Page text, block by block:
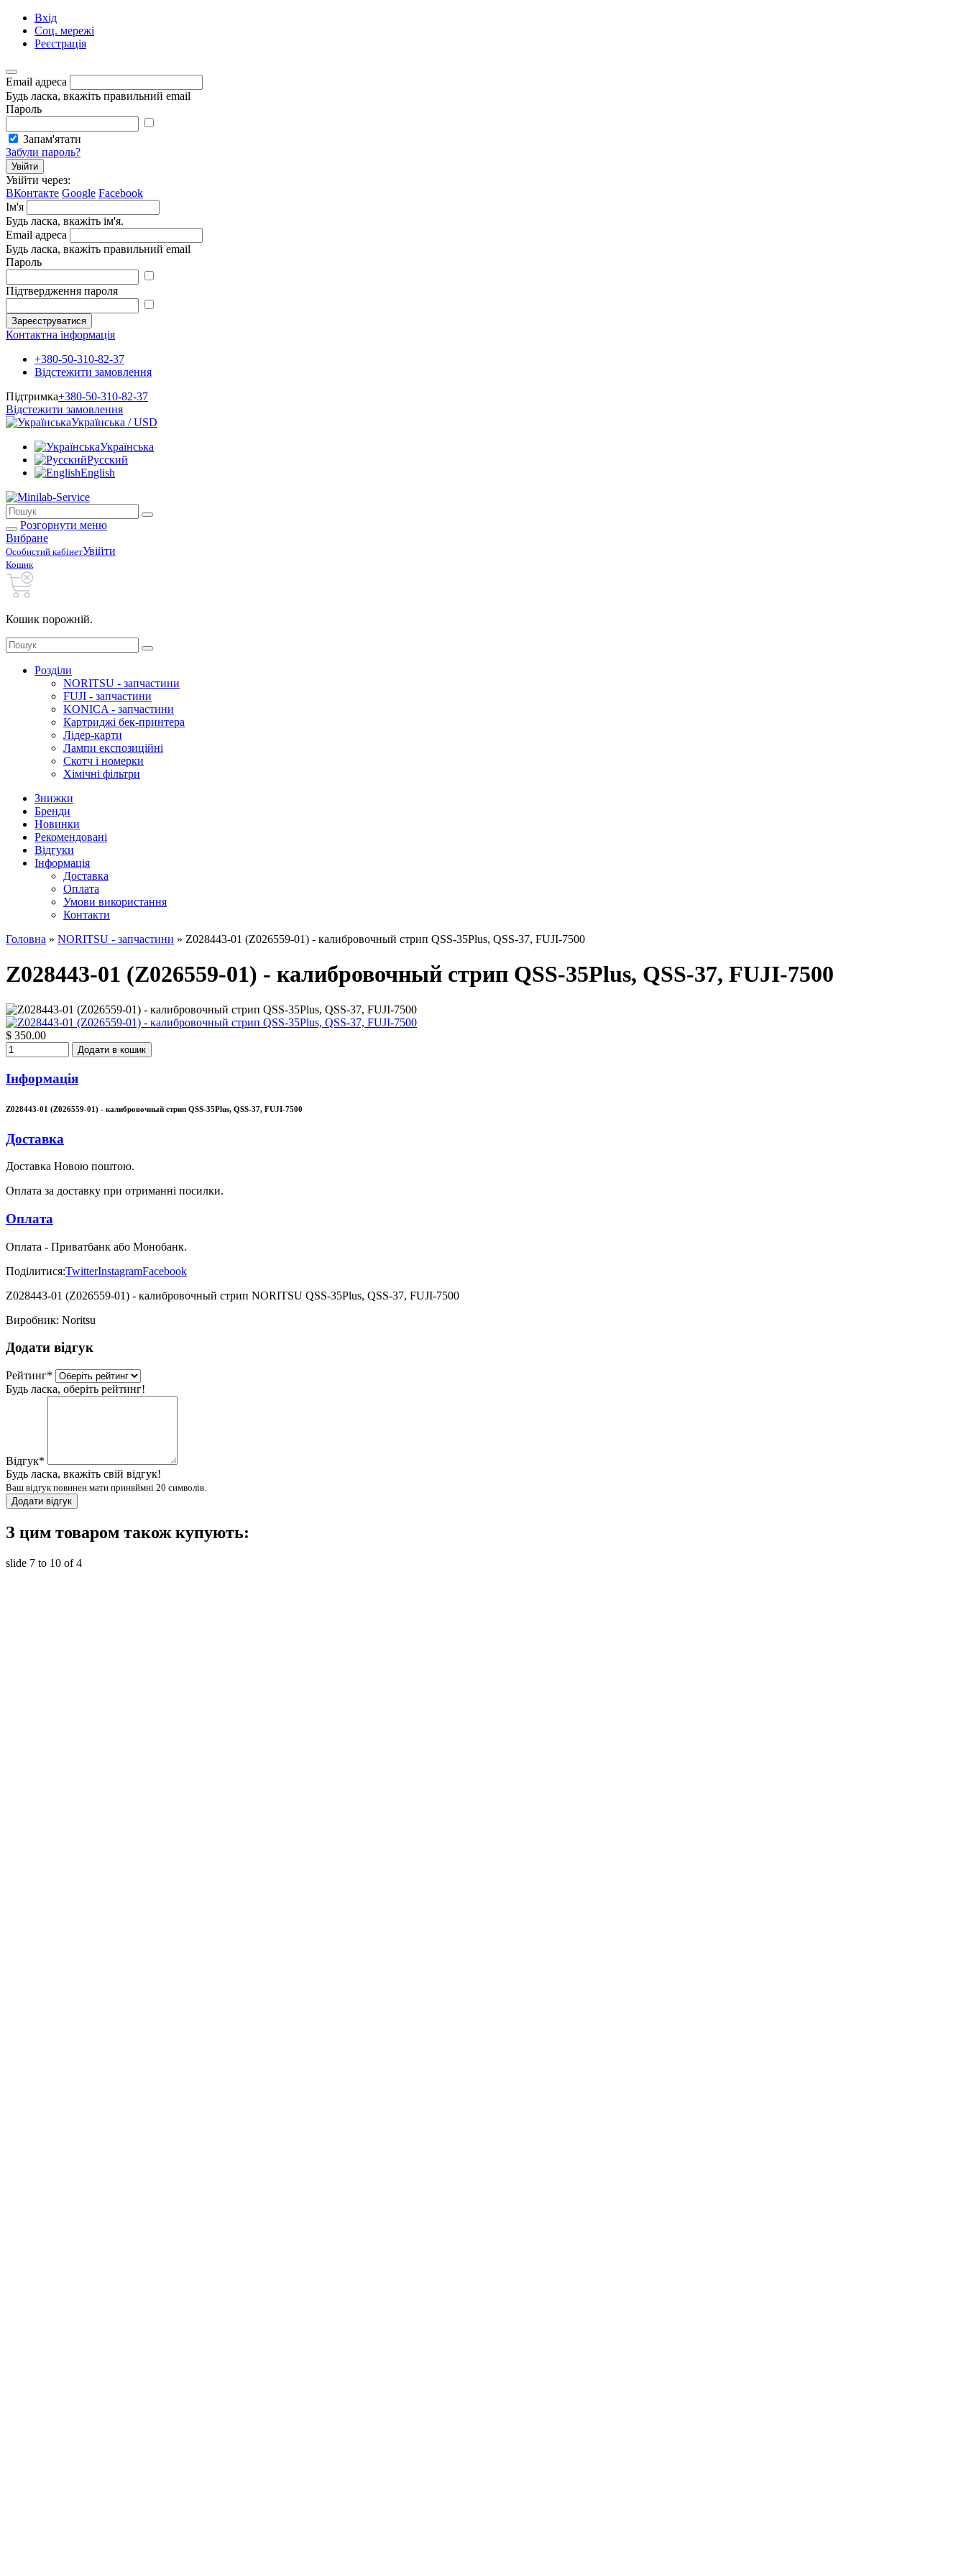
Вхід
Соц. мережі
Реєстрація
Email адреса
Будь ласка, вкажіть правильний email
Пароль
Запам'ятати
Забули пароль?
Увійти
Увійти через:
ВКонтакте Google Facebook
Ім'я
Будь ласка, вкажіть ім'я.
Email адреса
Будь ласка, вкажіть правильний email
Пароль
Підтвердження пароля
Зареєструватися
Контактна інформація
+380-50-310-82-37
Відстежити замовлення
Підтримка+380-50-310-82-37
Відстежити замовлення
Українська / USD
Українська
Русский
English
Розгорнути меню
Вибране
Особистий кабінетУвійти
Кошик
Кошик порожній.
Розділи
NORITSU - запчастини
FUJI - запчастини
KONICA - запчастини
Картриджі бек-принтера
Лідер-карти
Лампи експозиційні
Скотч і номерки
Хімічні фільтри
Знижки
Бренди
Новинки
Рекомендовані
Відгуки
Інформація
Доставка
Оплата
Умови використання
Контакти
Головна » NORITSU - запчастини » Z028443-01 (Z026559-01) - калибровочный стрип QSS-35Plus, QSS-37, FUJI-7500
Z028443-01 (Z026559-01) - калибровочный стрип QSS-35Plus, QSS-37, FUJI-7500
$ 350.00
Додати в кошик
Інформація
Z028443-01 (Z026559-01) - калибровочный стрип QSS-35Plus, QSS-37, FUJI-7500
Доставка
Доставка Новою поштою.
Оплата за доставку при отриманні посилки.
Оплата
Оплата - Приватбанк або Монобанк.
Поділитися:TwitterInstagramFacebook
Z028443-01 (Z026559-01) - калибровочный стрип NORITSU QSS-35Plus, QSS-37, FUJI-7500
Виробник: Noritsu
Додати відгук
Рейтинг*
Будь ласка, оберіть рейтинг!
Відгук*
Будь ласка, вкажіть свій відгук!
Ваш відгук повинен мати принвймні 20 символів.
Додати відгук
З цим товаром також купують:
slide 7 to 10 of 4